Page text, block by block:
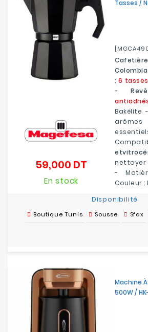
Tasses /
Colombia
: 6 tasses
-
Bakélite
nettoyer
-
Couleur :
59,000 DT
En stock
Disponibilité
Boutique Tunis Sousse Sfax
Machine
500W /